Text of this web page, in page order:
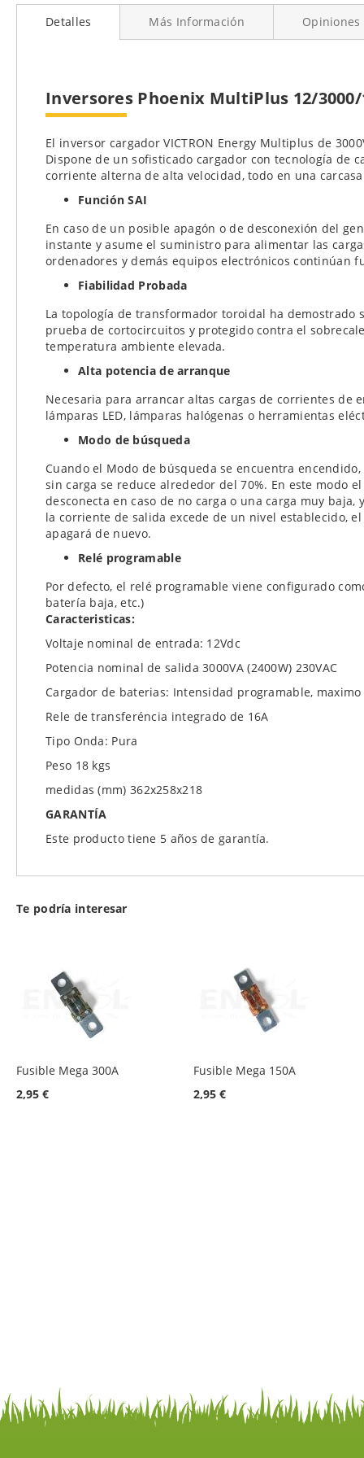
al
comienzo
imágenes
Detalles
Inversores Phoenix MultiPlus 12/3000/
El inversor cargador VICTRON Energy Multiplus de
Dispone de un sofisticado cargador con tecnología de
corriente alterna de alta velocidad, todo en una
Función SAI
En caso de un posible apagón o de desconexión del
instante y asume el suministro para alimentar las
ordenadores y demás equipos electrónicos continúan
Fiabilidad Probada
La topología de transformador toroidal ha demostrado
prueba de cortocircuitos y protegido contra el
temperatura ambiente elevada.
Alta potencia de arranque
Necesaria para arrancar altas cargas de corrientes de
lámparas LED, lámparas halógenas o herramientas
Modo de búsqueda
Cuando el Modo de búsqueda se encuentra
sin carga se reduce alrededor del 70%. En este modo
desconecta en caso de no carga o una carga muy
la corriente de salida excede de un nivel establecido,
apagará de nuevo.
Relé programable
Por defecto, el relé programable viene configurado
batería baja, etc.)
Caracteristicas:
Voltaje nominal de entrada: 12Vdc
Potencia nominal de salida 3000VA (2400W) 230VAC
Cargador de baterias: Intensidad programable, maximo
Rele de transferéncia integrado de 16A
Tipo Onda: Pura
Peso 18 kgs
medidas (mm) 362x258x218
GARANTÍA
Este producto tiene 5 años de garantía.
Más Información Opiniones
Te podría interesar
Fusible Mega 300A
2,95 €
Fusible Mega 150A
2,95 €